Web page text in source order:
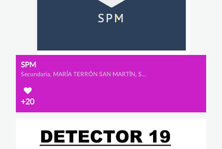
SPM
Secundaria, MARÍA TERRÓN SAN MARTÍN, SARA SAAD MARTÍN y PATRICIA RUIZ DEL PORTAL RODRÍGUEZ
+20